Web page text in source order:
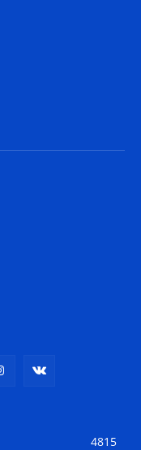
4815